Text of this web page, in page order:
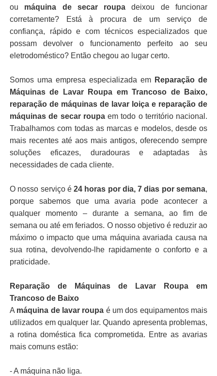
ou máquina de secar roupa deixou de funcionar
corretamente? Está à procura de um serviço de
confiança, rápido e com técnicos especializados que
possam devolver o funcionamento perfeito ao seu
eletrodoméstico? Então chegou ao lugar certo.
Somos uma empresa especializada em Reparação de
Máquinas de Lavar Roupa em Trancoso de Baixo,
reparação de máquinas de lavar loiça e reparação de
máquinas de secar roupaem todo o território nacional.
Trabalhamos com todas as marcas e modelos, desde os
mais recentes até aos mais antigos, oferecendo sempre
soluções eficazes, duradouras e adaptadas às
necessidades de cada cliente.
O nosso serviço é24 horas por dia, 7 dias por semana,
porque sabemos que uma avaria pode acontecer a
qualquer momento – durante a semana, ao fim de
semana ou até em feriados. O nosso objetivo é reduzir ao
máximo o impacto que uma máquina avariada causa na
sua rotina, devolvendo-lhe rapidamente o conforto e a
praticidade.
Reparação de Máquinas de Lavar Roupa em
Trancoso de Baixo
A máquina de lavar roupa é um dos equipamentos mais
utilizados em qualquer lar. Quando apresenta problemas,
a rotina doméstica fica comprometida. Entre as avarias
mais comuns estão:
- A máquina não liga.